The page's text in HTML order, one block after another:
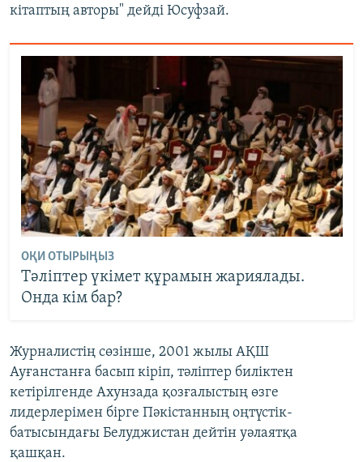
кітаптың авторы" дейді Юсуфзай.
ОҚИ ОТЫРЫҢЫЗ
Тәліптер үкімет құрамын жариялады.
Онда кім бар?
Журналистің сөзінше, 2001 жылы АҚШ
Ауғанстанға басып кіріп, тәліптер биліктен
кетірілгенде Ахунзада қозғалыстың өзге
лидерлерімен бірге Пәкістанның оңтүстік-
батысындағы Белуджистан дейтін уәлаятқа
қашқан.